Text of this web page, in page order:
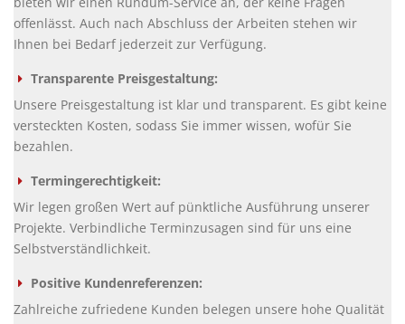
offenlässt. Auch nach Abschluss der Arbeiten stehen wir
Ihnen bei Bedarf jederzeit zur Verfügung.
Transparente Preisgestaltung:
Unsere Preisgestaltung ist klar und transparent. Es gibt keine
versteckten Kosten, sodass Sie immer wissen, wofür Sie
bezahlen.
Termingerechtigkeit:
Wir legen großen Wert auf pünktliche Ausführung unserer
Projekte. Verbindliche Terminzusagen sind für uns eine
Selbstverständlichkeit.
Positive Kundenreferenzen:
Zahlreiche zufriedene Kunden belegen unsere hohe Qualität